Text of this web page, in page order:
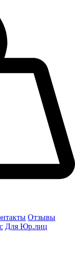
Отзывы
Для Юр.лиц